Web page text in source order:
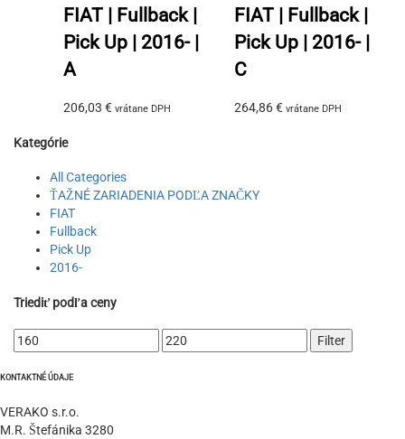
FIAT | Fullback |
Pick Up | 2016- |
A
206,03 € vrátane DPH
FIAT | Fullback |
Pick Up | 2016- |
C
264,86€ vrátane DPH
Kategórie
All Categories
ŤAŽNÉ ZARIADENIA PODĽA ZNAČKY
FIAT
Fullback
Pick Up
2016-
Triediť podľa ceny
Minimálna
cena
Maximálna
cena
Filter
KONTAKTNÉ ÚDAJE
VERAKO s.r.o.
M.R. Štefánika 3280